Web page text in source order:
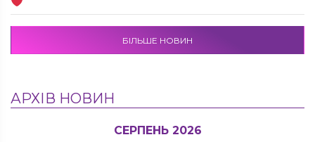
БІЛЬШЕ НОВИН
АРХІВ НОВИН
СЕРПЕНЬ 2026